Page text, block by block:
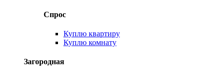
Спрос
Куплю квартиру
Куплю комнату
Загородная